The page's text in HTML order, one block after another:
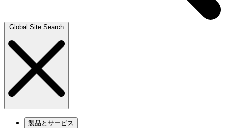
Global Site Search
製品とサービス